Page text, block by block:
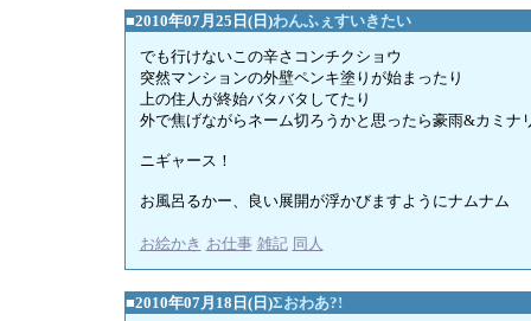
■2010年07月25日(日)わんふぇすいきたい
でも行けないこの辛さコンチクショウ
突然マンションの外壁ペンキ塗りが始まったり
上の住人が終始バタバタしてたり
外で焦げながらネーム切ろうかと思ったら豪雨&カミナ
ニギャース！
お風呂るかー、良い展開が浮かびますようにナムナム
お絵かき お仕事/ 雑記/ 同人
■2010年07月18日(日)Σおわあ?!